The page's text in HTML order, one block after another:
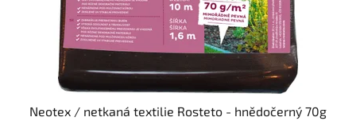
Neotex / netkaná textilie Rosteto - hnědočerný 70g